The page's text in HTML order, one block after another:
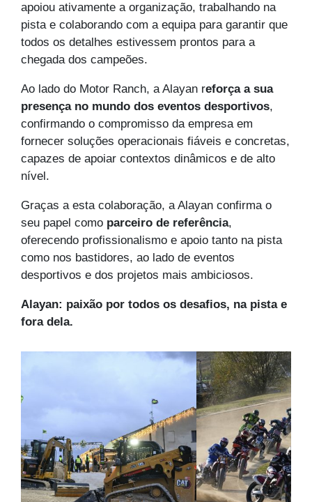
apoiou ativamente a organização, trabalhando na
pista e colaborando com a equipa para garantir que
todos os detalhes estivessem prontos para a
chegada dos campeões.
Ao lado do Motor Ranch, a Alayan reforça a sua
presença no mundo dos eventos desportivos,
confirmando o compromisso da empresa em
fornecer soluções operacionais fiáveis e concretas,
capazes de apoiar contextos dinâmicos e de alto
nível.
Graças a esta colaboração, a Alayan confirma o
seu papel como parceiro de referência,
oferecendo profissionalismo e apoio tanto na pista
como nos bastidores, ao lado de eventos
desportivos e dos projetos mais ambiciosos.
Alayan: paixão por todos os desafios, na pista e
fora dela.